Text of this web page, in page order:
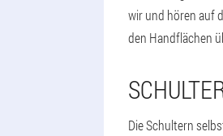
wir und hören auf
den Handflächen
Die Schultern